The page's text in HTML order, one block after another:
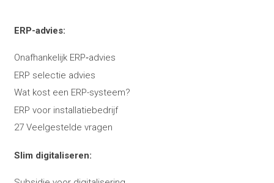
ERP-advies:
Onafhankelijk ERP‑advies
ERP selectie advies
Wat kost een ERP-systeem?
ERP voor installatiebedrijf
27 Veelgestelde vragen
Slim digitaliseren: